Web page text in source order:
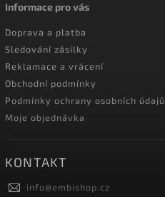
Informace pro vás
Doprava a platba
Sledování zásilky
Reklamace a vrácení
Obchodní podmínky
Podmínky ochrany osobních údajů
Moje objednávka
KONTAKT
info@embishop.cz